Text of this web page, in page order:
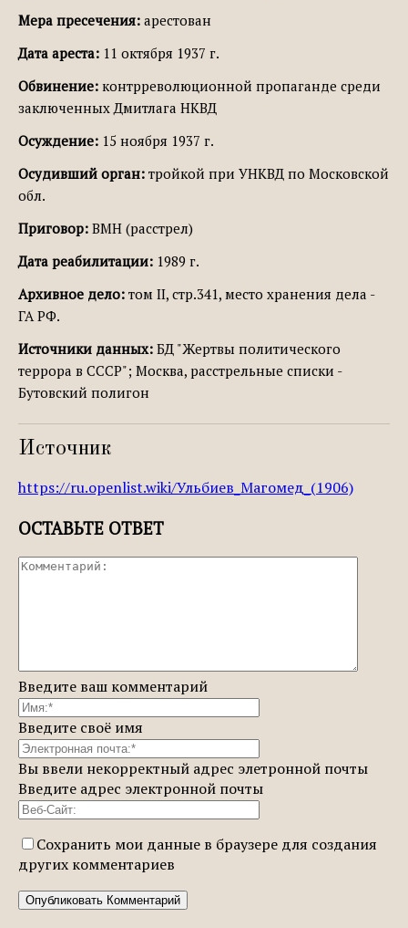
Мера пресечения: арестован
Дата ареста: 11 октября 1937 г.
Обвинение: контрреволюционной пропаганде среди
заключенных Дмитлага НКВД
Осуждение: 15 ноября 1937 г.
Осудивший орган: тройкой при УНКВД по Московской
обл.
Приговор: ВМН (расстрел)
Дата реабилитации: 1989 г.
Архивное дело: том II, стр.341, место хранения дела -
ГА РФ.
Источники данных: БД "Жертвы политического
террора в СССР"; Москва, расстрельные списки -
Бутовский полигон
Источник
https://ru.openlist.wiki/Ульбиев_Магомед_(1906)
ОСТАВЬТЕ ОТВЕТ
Введите ваш комментарий
Введите своё имя
Вы ввели некорректный адрес элетронной почты
Введите адрес электронной почты
Сохранить мои данные в браузере для создания
других комментариев